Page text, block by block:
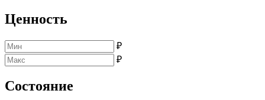
Ценность
₽
₽
Состояние